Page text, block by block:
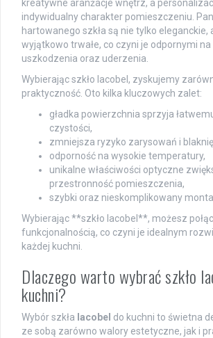
kreatywne aranżacje wnętrz, a
indywidualny charakter pomieszczeniu.
hartowanego szkła są nie tylko eleganckie,
wyjątkowo trwałe, co czyni je odpornymi
uszkodzenia oraz uderzenia.
Wybierając szkło lacobel, zyskujemy
praktyczność. Oto kilka kluczowych zalet:
gładka powierzchnia sprzyja
czystości,
zmniejsza ryzyko zarysowań i
odporność na wysokie temperatury,
unikalne właściwości optyczne
przestronność pomieszczenia,
szybki oraz nieskomplikowany
Wybierając **szkło lacobel**, możesz
funkcjonalnością, co czyni je idealnym
każdej kuchni.
Dlaczego warto wybrać szkło
kuchni?
Wybór szkła lacobel do kuchni to świetna
ze sobą zarówno walory estetyczne, jak i